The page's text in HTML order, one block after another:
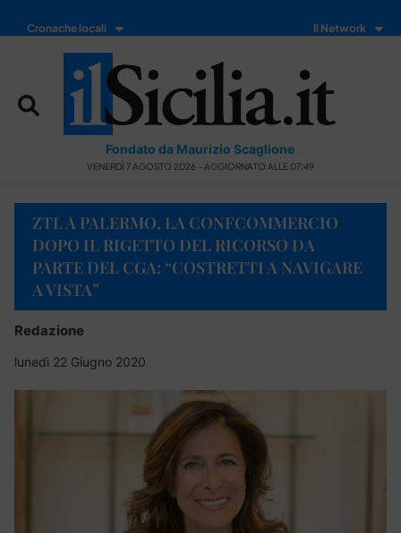
Cronache locali Il Network
Fondato da Maurizio Scaglione
VENERDÌ 7 AGOSTO 2026 - AGGIORNATO ALLE 07:49
ZTL A PALERMO, LA CONFCOMMERCIO
DOPO IL RIGETTO DEL RICORSO DA
PARTE DEL CGA: “COSTRETTI A NAVIGARE
A VISTA”
Redazione
lunedì 22 Giugno 2020